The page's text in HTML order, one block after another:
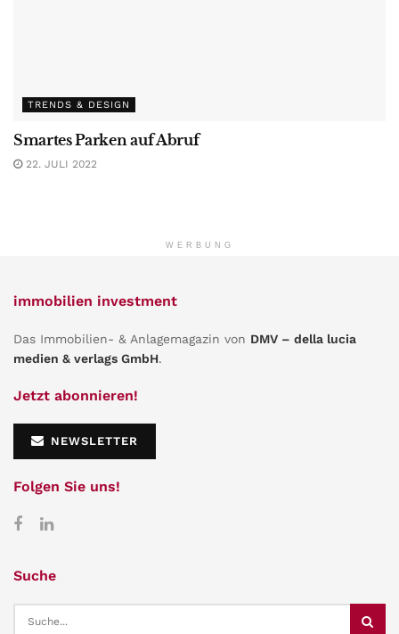
TRENDS & DESIGN
Smartes Parken auf Abruf
22. JULI 2022
WERBUNG
immobilien investment
Das Immobilien- & Anlagemagazin von DMV – della lucia
medien & verlags GmbH.
Jetzt abonnieren!
NEWSLETTER
Folgen Sie uns!
Suche